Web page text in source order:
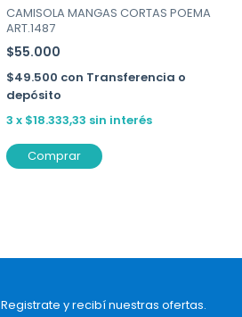
CAMISOLA MANGAS CORTAS POEMA
ART.1487
$55.000
$49.500 con Transferencia o
depósito
3 x $18.333,33 sin interés
Comprar
Registrate y recibí nuestras ofertas.